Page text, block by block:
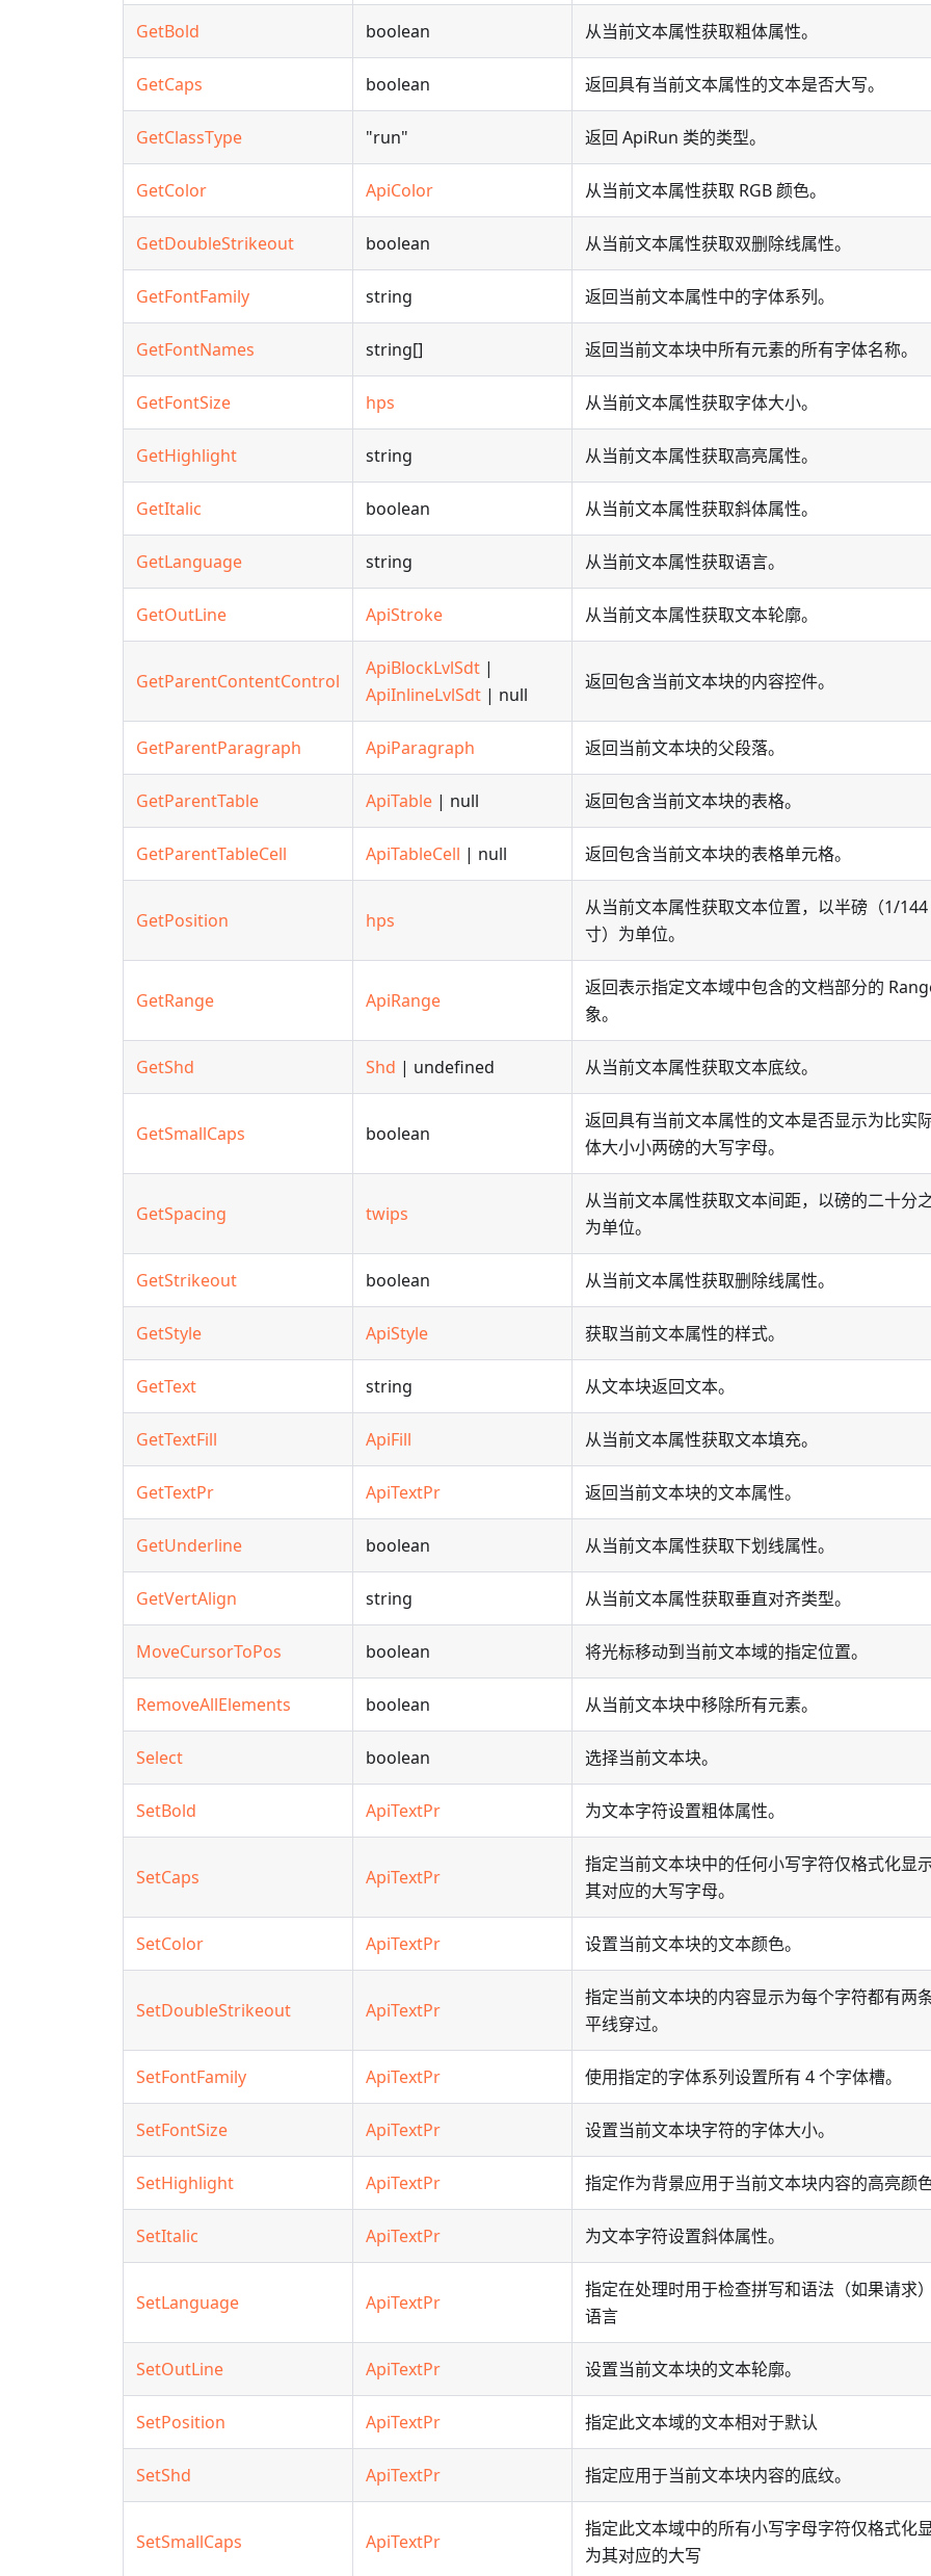
GetBold boolean 从当前文本属性获取粗体属性。
GetCaps boolean 返回具有当前文本属性的文本是否大写。
GetClassType "run" 返回 ApiRun 类的类型。
GetColor ApiColor 从当前文本属性获取 RGB 颜色。
GetDoubleStrikeout boolean 从当前文本属性获取双删除线属性。
GetFontFamily string 返回当前文本属性中的字体系列。
GetFontNames string[] 返回当前文本块中所有元素的所有字体名称。
GetFontSize hps 从当前文本属性获取字体大小。
GetHighlight string 从当前文本属性获取高亮属性。
GetItalic boolean 从当前文本属性获取斜体属性。
GetLanguage string 从当前文本属性获取语言。
GetOutLine ApiStroke 从当前文本属性获取文本轮廓。
GetParentContentControl
ApiBlockLvlSdt |
ApiInlineLvlSdt | null
返回包含当前文本块的内容控件。
GetParentParagraph ApiParagraph 返回当前文本块的父段落。
GetParentTable ApiTable | null 返回包含当前文本块的表格。
GetParentTableCell ApiTableCell | null 返回包含当前文本块的表格单元格。
GetPosition hps
从当前文本属性获取文本位置，以半磅（1/
寸）为单位。
GetRange ApiRange
返回表示指定文本域中包含的文档部分的
象。
GetShd Shd | undefined 从当前文本属性获取文本底纹。
GetSmallCaps boolean
返回具有当前文本属性的文本是否显示为比实
体大小小两磅的大写字母。
GetSpacing twips
从当前文本属性获取文本间距，以磅的二十分
为单位。
GetStrikeout boolean 从当前文本属性获取删除线属性。
GetStyle ApiStyle 获取当前文本属性的样式。
GetText string 从文本块返回文本。
GetTextFill ApiFill 从当前文本属性获取文本填充。
GetTextPr ApiTextPr 返回当前文本块的文本属性。
GetUnderline boolean 从当前文本属性获取下划线属性。
GetVertAlign string 从当前文本属性获取垂直对齐类型。
MoveCursorToPos boolean 将光标移动到当前文本域的指定位置。
RemoveAllElements boolean 从当前文本块中移除所有元素。
Select boolean 选择当前文本块。
SetBold ApiTextPr 为文本字符设置粗体属性。
SetCaps ApiTextPr
指定当前文本块中的任何小写字符仅格式化显
其对应的大写字母。
SetColor ApiTextPr 设置当前文本块的文本颜色。
SetDoubleStrikeout ApiTextPr
指定当前文本块的内容显示为每个字符都有两
平线穿过。
SetFontFamily ApiTextPr 使用指定的字体系列设置所有 4 个字体槽。
SetFontSize ApiTextPr 设置当前文本块字符的字体大小。
SetHighlight ApiTextPr 指定作为背景应用于当前文本块内容的高亮颜
SetItalic ApiTextPr 为文本字符设置斜体属性。
SetLanguage ApiTextPr
指定在处理时用于检查拼写和语法（如果请求
语言
SetOutLine ApiTextPr 设置当前文本块的文本轮廓。
SetPosition ApiTextPr 指定此文本域的文本相对于默认
SetShd ApiTextPr 指定应用于当前文本块内容的底纹。
SetSmallCaps ApiTextPr
指定此文本域中的所有小写字母字符仅格式化
为其对应的大写